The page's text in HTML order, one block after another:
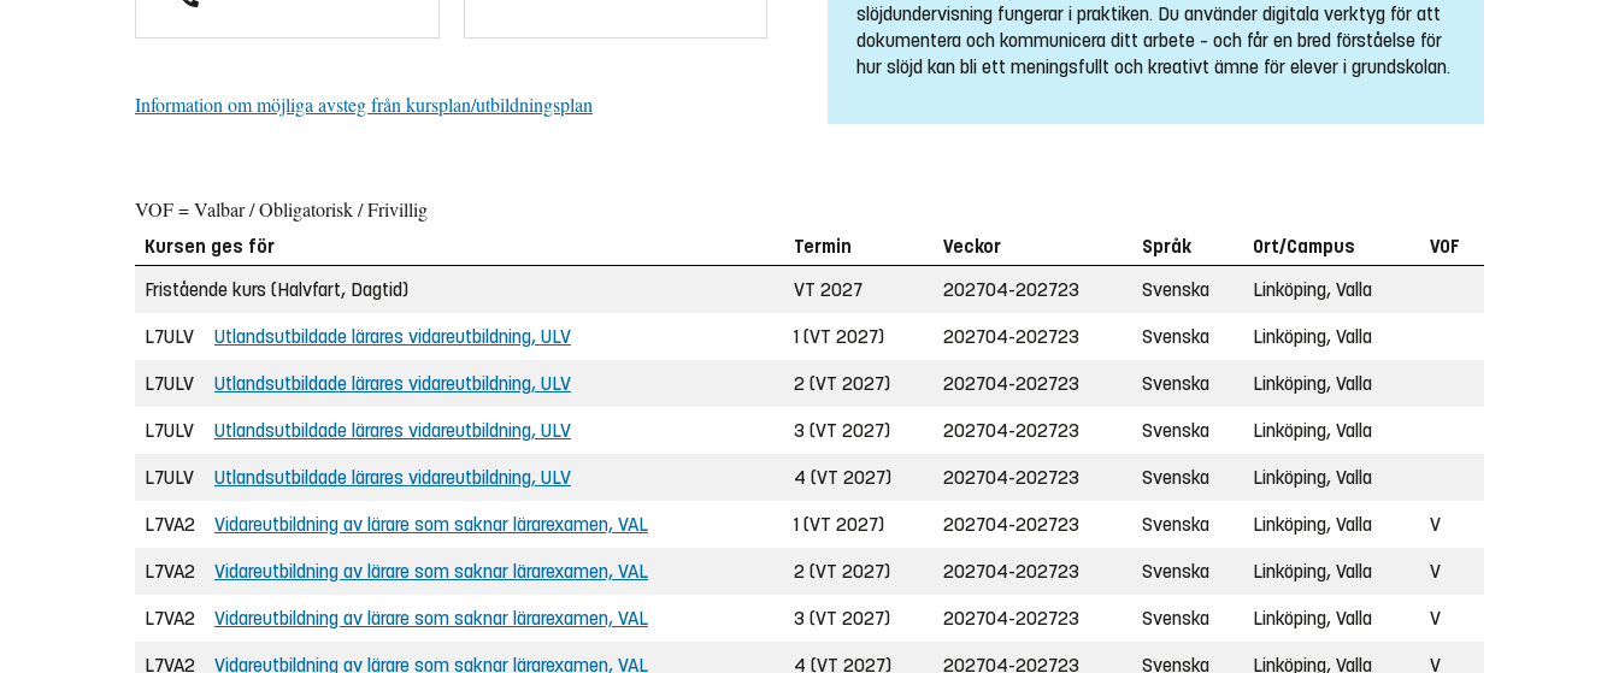
Information om möjliga avsteg från kursplan/utbildningsplan
slöjdundervisning fungerar i praktiken. Du använder digitala verktyg för att
dokumentera och kommunicera ditt arbete – och får en bred förståelse för
hur slöjd kan bli ett meningsfullt och kreativt ämne för elever i grundskolan.
VOF = Valbar / Obligatorisk / Frivillig
Kursen ges för Termin Veckor Språk Ort/Campus
VOF
Fristående kurs (Halvfart, Dagtid)
VT 2027 202704-202723 Svenska Linköping, Valla
L7ULV Utlandsutbildade lärares vidareutbildning, ULV 1 (VT 2027) 202704-202723 Svenska Linköping, Valla
L7ULV Utlandsutbildade lärares vidareutbildning, ULV 2 (VT 2027) 202704-202723 Svenska Linköping, Valla
L7ULV Utlandsutbildade lärares vidareutbildning, ULV 3 (VT 2027) 202704-202723 Svenska Linköping, Valla
L7ULV Utlandsutbildade lärares vidareutbildning, ULV 4 (VT 2027) 202704-202723 Svenska Linköping, Valla
L7VA2 Vidareutbildning av lärare som saknar lärarexamen, VAL 1 (VT 2027) 202704-202723 Svenska Linköping, Valla V
L7VA2 Vidareutbildning av lärare som saknar lärarexamen, VAL 2 (VT 2027) 202704-202723 Svenska Linköping, Valla V
L7VA2 Vidareutbildning av lärare som saknar lärarexamen, VAL 3 (VT 2027) 202704-202723 Svenska Linköping, Valla V
L7VA2 Vidareutbildning av lärare som saknar lärarexamen, VAL 4 (VT 2027) 202704-202723 Svenska Linköping, Valla V